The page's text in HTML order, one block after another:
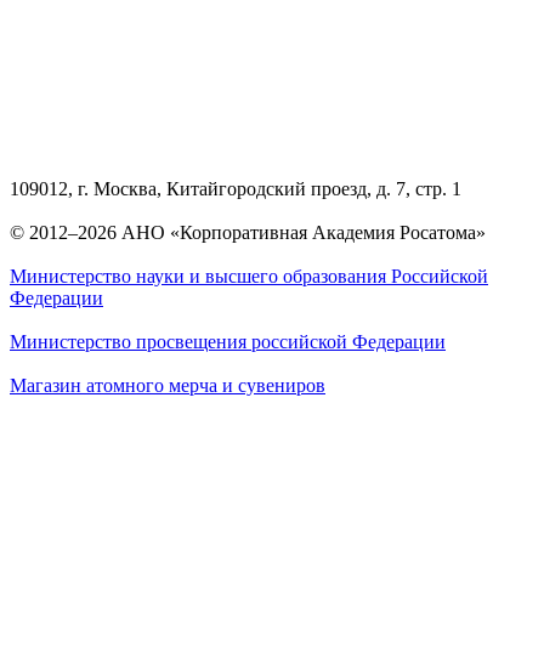
109012, г. Москва, Китайгородский проезд, д. 7, стр. 1
© 2012–2026 АНО «Корпоративная Академия Росатома»
Министерство науки и высшего образования Российской
Федерации
Министерство просвещения российской Федерации
Магазин атомного мерча и сувениров